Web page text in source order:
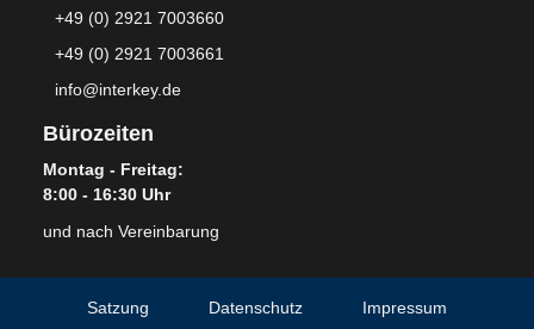
+49 (0) 2921 7003660
+49 (0) 2921 7003661
info@interkey.de
Bürozeiten
Montag - Freitag:
8:00 - 16:30 Uhr
und nach Vereinbarung
Satzung Datenschutz
Impressum